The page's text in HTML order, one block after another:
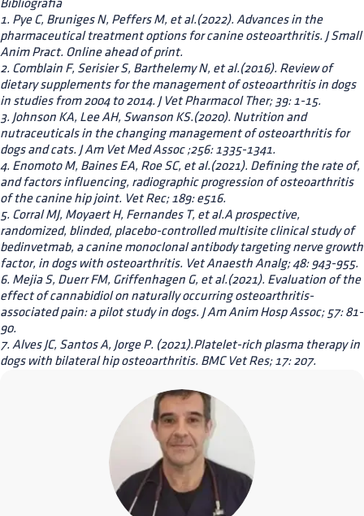
Bibliografia
1. Pye C, Bruniges N, Peffers M, et al.(2022). Advances in the
pharmaceutical treatment options for canine osteoarthritis. J Small
Anim Pract. Online ahead of print.
2. Comblain F, Serisier S, Barthelemy N, et al.(2016). Review of
dietary supplements for the management of osteoarthritis in dogs
in studies from 2004 to 2014. J Vet Pharmacol Ther; 39: 1-15.
3. Johnson KA, Lee AH, Swanson KS.(2020). Nutrition and
nutraceuticals in the changing management of osteoarthritis for
dogs and cats. J Am Vet Med Assoc ;256: 1335-1341.
4. Enomoto M, Baines EA, Roe SC, et al.(2021). Defining the rate of,
and factors influencing, radiographic progression of osteoarthritis
of the canine hip joint. Vet Rec; 189: e516.
5. Corral MJ, Moyaert H, Fernandes T, et al.A prospective,
randomized, blinded, placebo-controlled multisite clinical study of
bedinvetmab, a canine monoclonal antibody targeting nerve growth
factor, in dogs with osteoarthritis. Vet Anaesth Analg; 48: 943-955.
6. Mejia S, Duerr FM, Griffenhagen G, et al.(2021). Evaluation of the
effect of cannabidiol on naturally occurring osteoarthritis-
associated pain: a pilot study in dogs. J Am Anim Hosp Assoc; 57: 81-
90.
7. Alves JC, Santos A, Jorge P. (2021).Platelet-rich plasma therapy in
dogs with bilateral hip osteoarthritis. BMC Vet Res; 17: 207.